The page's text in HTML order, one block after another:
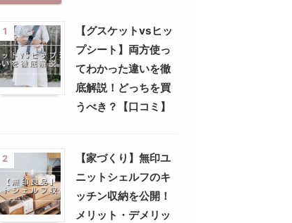
1
【グスケットvsヒッ
プシート】両方使っ
てわかった違いを徹
底解説！どっちを買
うべき？【口コミ】
2
【家づくり】無印ユ
ニットシェルフのキ
ッチン収納を公開！
メリット・デメリッ